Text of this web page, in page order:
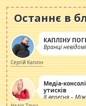
Останнє в
КАПЛІНУ
Вранці
Сергій Каплін
Медіа-
утисків
8 вересня –
журналістів.